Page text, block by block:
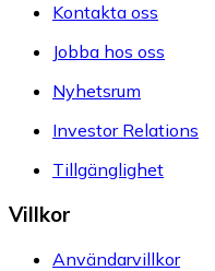
Kontakta oss
Jobba hos oss
Nyhetsrum
Investor Relations
Tillgänglighet
Villkor
Användarvillkor